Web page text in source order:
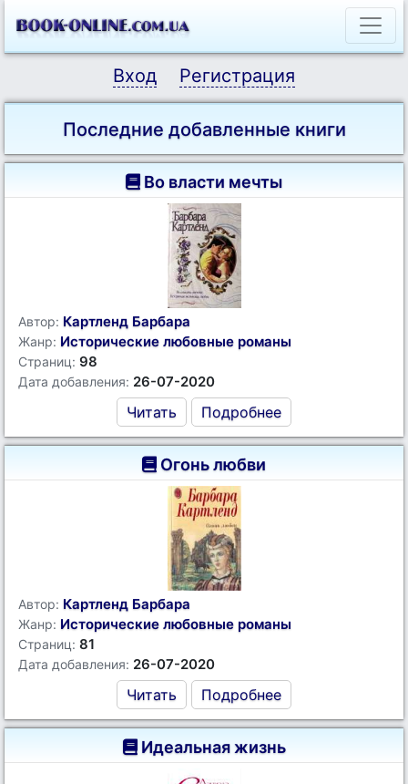
Вход Регистрация
Последние добавленные книги
Во власти мечты
Автор: Картленд Барбара
Жанр: Исторические любовные романы
Страниц: 98
Дата добавления: 26-07-2020
Читать Подробнее
Огонь любви
Автор: Картленд Барбара
Жанр: Исторические любовные романы
Страниц: 81
Дата добавления: 26-07-2020
Читать Подробнее
Идеальная жизнь